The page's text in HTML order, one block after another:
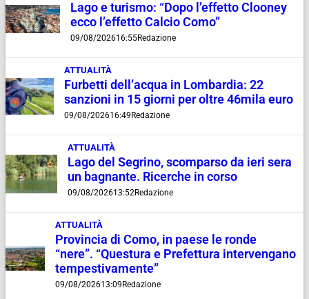
Lago e turismo: “Dopo l’effetto Clooney
ecco l’effetto Calcio Como”
09/08/202616:55Redazione
ATTUALITÀ
Furbetti dell’acqua in Lombardia: 22
sanzioni in 15 giorni per oltre 46mila euro
09/08/202616:49 Redazione
ATTUALITÀ
Lago del Segrino, scomparso da ieri sera
un bagnante. Ricerche in corso
09/08/202613:52Redazione
ATTUALITÀ
Provincia di Como, in paese le ronde
“nere”. “Questura e Prefettura intervengano
tempestivamente”
09/08/202613:09 Redazione